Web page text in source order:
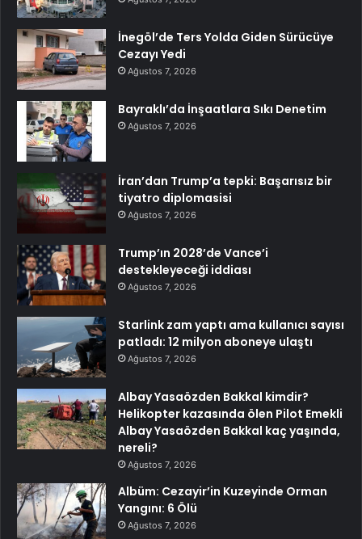
İnegöl’de Ters Yolda Giden Sürücüye
Cezayı Yedi
Ağustos 7, 2026
Bayraklı’da İnşaatlara Sıkı Denetim
Ağustos 7, 2026
İran’dan Trump’a tepki: Başarısız bir
tiyatro diplomasisi
Ağustos 7, 2026
Trump’ın 2028’de Vance’i
destekleyeceği iddiası
Ağustos 7, 2026
Starlink zam yaptı ama kullanıcı sayısı
patladı: 12 milyon aboneye ulaştı
Ağustos 7, 2026
Albay Yasaözden Bakkal kimdir?
Helikopter kazasında ölen Pilot Emekli
Albay Yasaözden Bakkal kaç yaşında,
nereli?
Ağustos 7, 2026
Albüm: Cezayir’in Kuzeyinde Orman
Yangını: 6 Ölü
Ağustos 7, 2026